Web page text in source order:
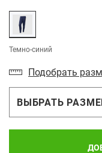
Темно-синий
Подобрать
ВЫБРАТЬ